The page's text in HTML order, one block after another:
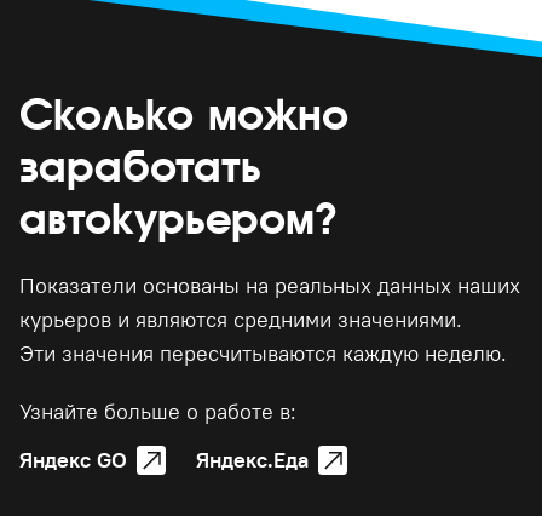
Сколько можно
заработать
автокурьером?
Показатели основаны на реальных данных наших
курьеров и являются средними значениями.
Эти значения пересчитываются каждую неделю.
Узнайте больше о работе в:
Яндекс GO
Яндекс.Еда